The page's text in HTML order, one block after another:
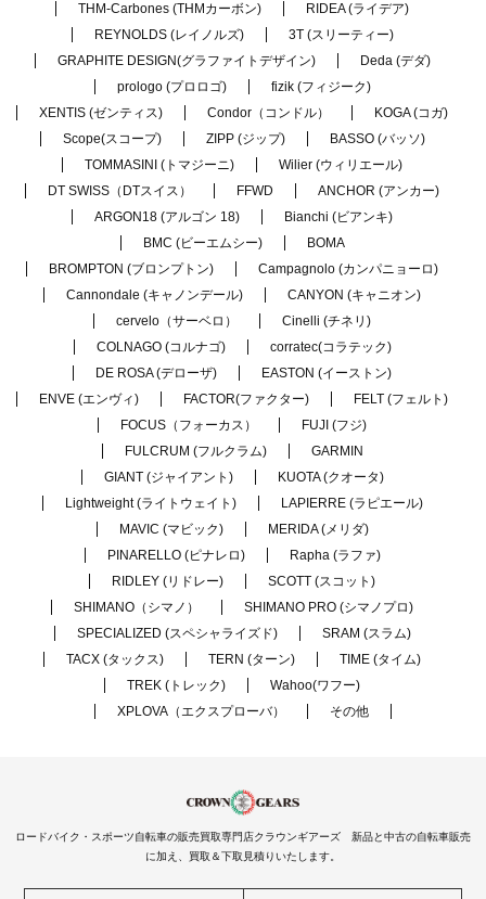
THM-Carbones (THMカーボン)
RIDEA (ライデア)
REYNOLDS (レイノルズ)
3T (スリーティー)
GRAPHITE DESIGN(グラファイトデザイン)
Deda (デダ)
prologo (プロロゴ)
fizik (フィジーク)
XENTIS (ゼンティス)
Condor（コンドル）
KOGA (コガ)
Scope(スコープ)
ZIPP (ジップ)
BASSO (バッソ)
TOMMASINI (トマジーニ)
Wilier (ウィリエール)
DT SWISS（DTスイス）
FFWD
ANCHOR (アンカー)
ARGON18 (アルゴン 18)
Bianchi (ビアンキ)
BMC (ビーエムシー)
BOMA
BROMPTON (ブロンプトン)
Campagnolo (カンパニョーロ)
Cannondale (キャノンデール)
CANYON (キャニオン)
cervelo（サーベロ）
Cinelli (チネリ)
COLNAGO (コルナゴ)
corratec(コラテック)
DE ROSA (デローザ)
EASTON (イーストン)
ENVE (エンヴィ)
FACTOR(ファクター)
FELT (フェルト)
FOCUS（フォーカス）
FUJI (フジ)
FULCRUM (フルクラム)
GARMIN
GIANT (ジャイアント)
KUOTA (クオータ)
Lightweight (ライトウェイト)
LAPIERRE (ラピエール)
MAVIC (マビック)
MERIDA (メリダ)
PINARELLO (ピナレロ)
Rapha (ラファ)
RIDLEY (リドレー)
SCOTT (スコット)
SHIMANO（シマノ）
SHIMANO PRO (シマノプロ)
SPECIALIZED (スペシャライズド)
SRAM (スラム)
TACX (タックス)
TERN (ターン)
TIME (タイム)
TREK (トレック)
Wahoo(ワフー)
XPLOVA（エクスプローバ）
その他
ロードバイク・スポーツ自転車の販売買取専門店クラウンギアーズ 新品と中古の自転車販売
に加え、買取＆下取見積りいたします。